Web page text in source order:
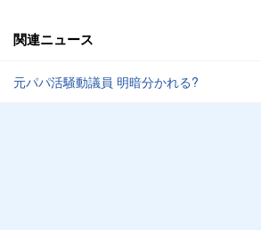
関連ニュース
元パパ活騒動議員 明暗分かれる?